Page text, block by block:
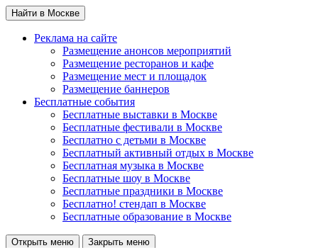
Найти в Москве
Реклама на сайте
Размещение анонсов мероприятий
Размещение ресторанов и кафе
Размещение мест и площадок
Размещение баннеров
Бесплатные события
Бесплатные выставки в Москве
Бесплатные фестивали в Москве
Бесплатно с детьми в Москве
Бесплатный активный отдых в Москве
Бесплатная музыка в Москве
Бесплатные шоу в Москве
Бесплатные праздники в Москве
Бесплатно! стендап в Москве
Бесплатные образование в Москве
Открыть меню Закрыть меню